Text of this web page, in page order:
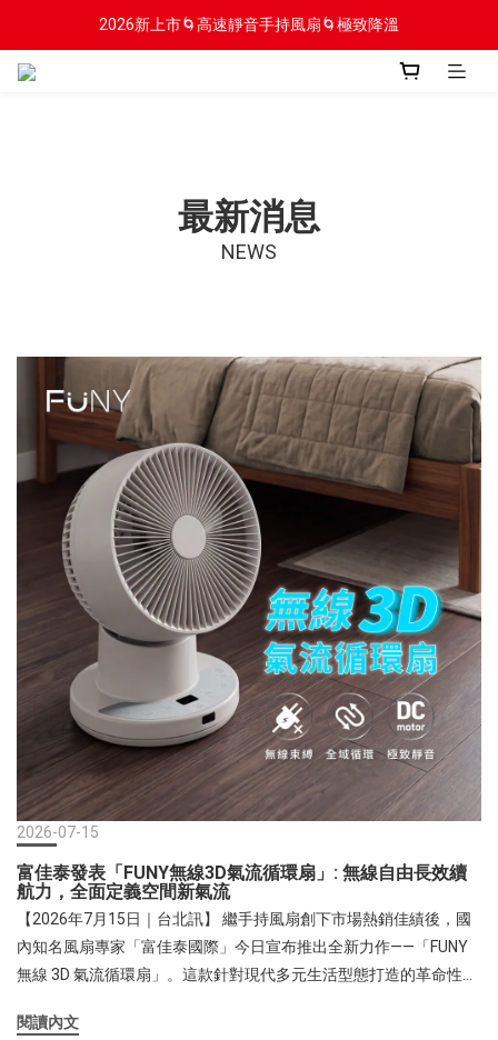
2026新上市🌀高速靜音手持風扇🌀極致降溫
2026新上市🌀高速靜音手持風扇🌀極致降溫
最新消息
NEWS
2026-07-15
富佳泰發表「FUNY無線3D氣流循環扇」: 無線自由長效續
航力，全面定義空間新氣流
【2026年7月15日｜台北訊】 繼手持風扇創下市場熱銷佳績後，國
內知名風扇專家「富佳泰國際」今日宣布推出全新力作——「FUNY
無線 3D 氣流循環扇」。這款針對現代多元生活型態打造的革命性產
風量」與「智慧節能」四大核心技術，不僅全面打破傳統循環扇必
閱讀內文